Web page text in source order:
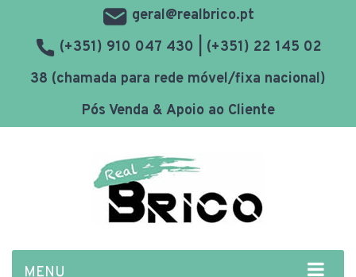
geral@realbrico.pt
(+351) 910 047 430 | (+351) 22 145 02
38 (chamada para rede móvel/fixa nacional)
Pós Venda & Apoio ao Cliente
MENU